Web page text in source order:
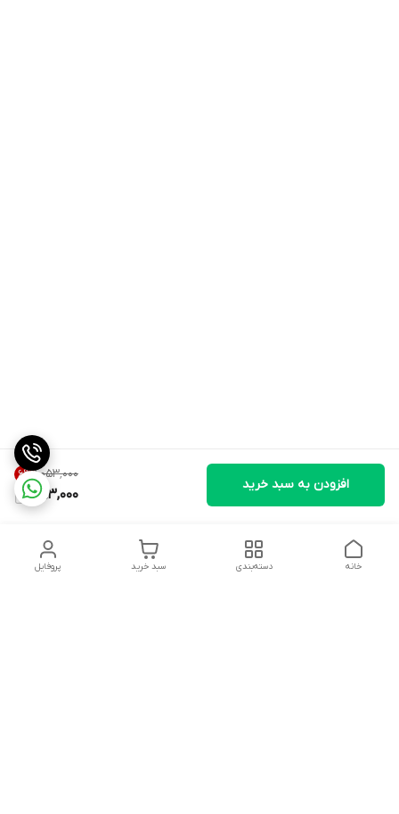
۱٬۰۵۳٬۰۰۰ 6%
983,000
افزودن به سبد خرید
پروفایل سبد خرید دسته‌بندی خانه